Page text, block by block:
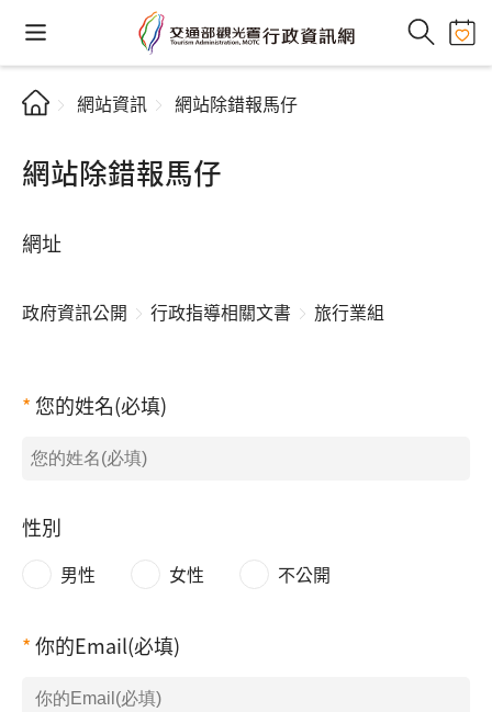
網站資訊 網站除錯報馬仔
網站除錯報馬仔
網址
政府資訊公開 行政指導相關文書 旅行業組
您的姓名(必填)
性別
男性 女性 不公開
你的Email(必填)